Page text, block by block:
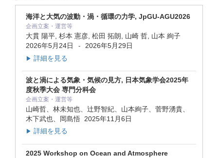
海洋と大気の波動・渦・循環の力学, JpGU-AGU2026
企画立案・運営等
大貫 陽平, 杉本 憲彦, 松田 拓朗, 山崎 哲, 山本 絢子
2026年5月24日
- 2026年5月29日
▶ 詳細を見る
波と渦による気象・気候の見方, 日本気象学会2025年
度秋季大会 専門分科会
企画立案・運営等
山崎哲、林未知也、辻野智紀、山本絢子、菅野湧貴、
木下武也、岡島悟 2025年11月6日
▶ 詳細を見る
2025 Workshop on Ocean and Atmosphere